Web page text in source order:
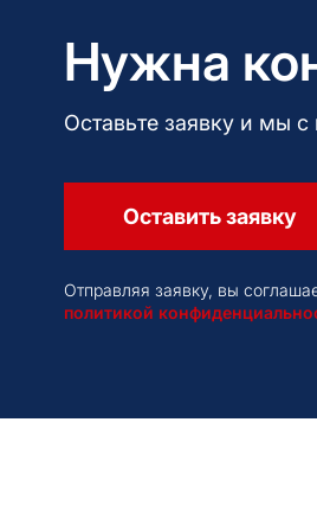
Нужна
Оставьте заявку и мы
Оставить заявку
Отправляя заявку, вы
политикой